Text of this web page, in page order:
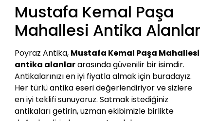
Mustafa Kemal Paşa
Mahallesi Antika Alanlar
Poyraz Antika, Mustafa Kemal Paşa Mahallesi
antika alanlararasında güvenilir bir isimdir.
Antikalarınızı en iyi fiyatla almak için buradayız.
Her türlü antika eseri değerlendiriyor ve sizlere
en iyi teklifi sunuyoruz. Satmak istediğiniz
antikaları getirin, uzman ekibimizle birlikte